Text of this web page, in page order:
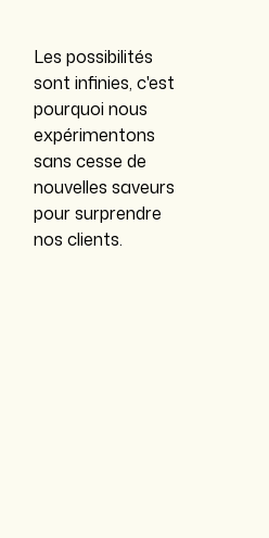
Les possibilités
sont infinies, c'est
pourquoi nous
expérimentons
sans cesse de
nouvelles saveurs
pour surprendre
nos clients.